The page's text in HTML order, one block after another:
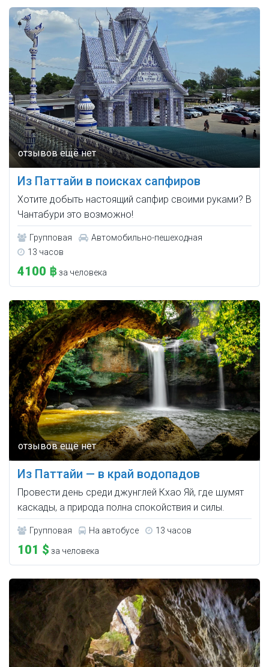
Из Паттайи в поисках сапфиров
Хотите добыть настоящий сапфир своими руками? В
Чантабури это возможно!
Групповая
Автомобильно-пешеходная
13 часов
4100 ฿за человека
Из Паттайи — в край водопадов
Провести день среди джунглей Кхао Яй, где шумят
каскады, а природа полна спокойствия и силы.
Групповая На автобусе 13 часов
101 $ за человека